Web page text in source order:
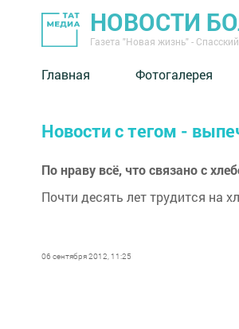
НОВОСТИ
Газета "Новая жизнь" -
Главная Фотогалерея
Новости с тегом -
По нраву всё, что связано с
Почти десять лет трудится на
06 сентября 2012, 11:25